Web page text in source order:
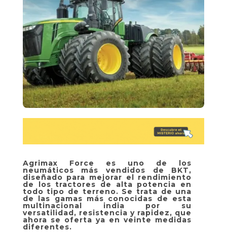
Agrimax Force es uno de los
neumáticos más vendidos de BKT,
diseñado para mejorar el rendimiento
de los tractores de alta potencia en
todo tipo de terreno. Se trata de una
de las gamas más conocidas de esta
multinacional india por su
versatilidad, resistencia y rapidez, que
ahora se oferta ya en veinte medidas
diferentes.